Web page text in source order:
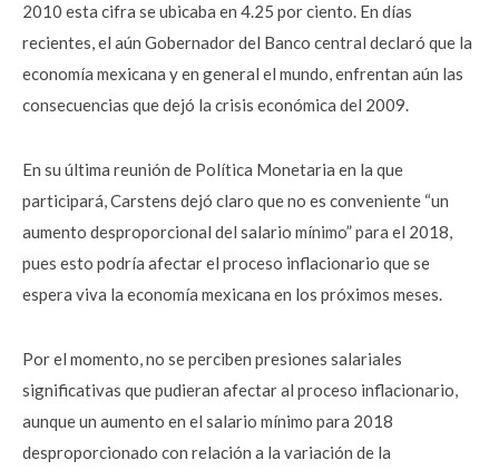
2010 esta cifra se ubicaba en 4.25 por ciento. En días
recientes, el aún Gobernador del Banco central declaró que la
economía mexicana y en general el mundo, enfrentan aún las
consecuencias que dejó la crisis económica del 2009.
En su última reunión de Política Monetaria en la que
participará, Carstens dejó claro que no es conveniente “un
aumento desproporcional del salario mínimo” para el 2018,
pues esto podría afectar el proceso inflacionario que se
espera viva la economía mexicana en los próximos meses.
Por el momento, no se perciben presiones salariales
significativas que pudieran afectar al proceso inflacionario,
aunque un aumento en el salario mínimo para 2018
desproporcionado con relación a la variación de la